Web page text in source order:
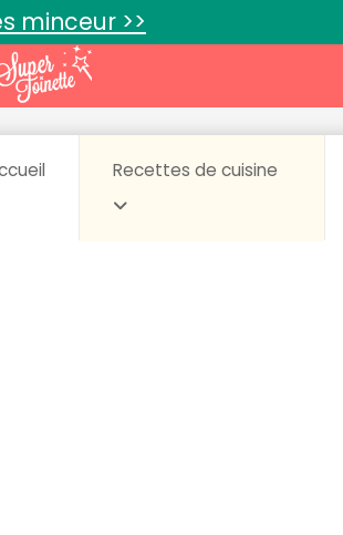
minceur >>
Recettes de cuisine